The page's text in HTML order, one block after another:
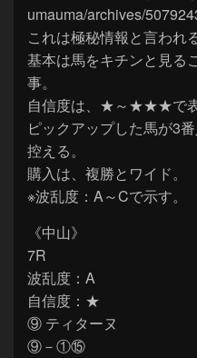
umauma/archives/
これは極秘情報と言われ
基本は馬をキチンと見る
事。
自信度は、★～★★★で表
ピックアップした馬が3
控える。
購入は、複勝とワイド。
※波乱度：A～Cで示す。
《中山》
7R
波乱度：A
自信度：★
⑨ ティターヌ
⑨－①⑮